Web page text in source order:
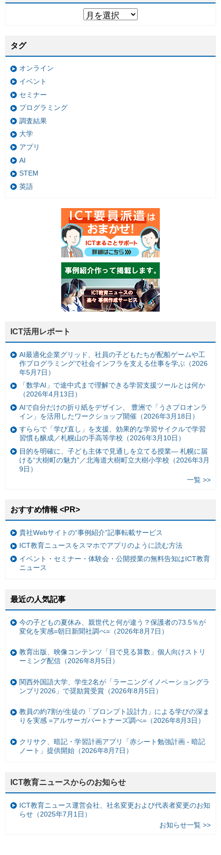
タグ
オンライン
イベント
セミナー
プログラミング
調査結果
大学
アプリ
AI
STEM
英語
ICT活用レポート
AI最適化企業グリッド、社員の子どもたちが配船ゲームや工
作プログラミングで社会インフラを支える仕事を学ぶ（2026
年5月7日）
「数学AI」で途中式まで理解できる学習支援ツールとは何か
（2026年4月13日）
AIで自分だけの折り紙をデザイン、 豊洲で「うさプロオンラ
イン」を活用したワークショップ開催（2026年3月18日）
すららで「学び直し」を支援、効果的な学習サイクルで学習
習慣も醸成／札幌山の手高等学校（2026年3月10日）
目的を明確に、子ども主体で見通しを立てる授業— 札幌に届
ける“大樹町の魅力”／北海道大樹町立大樹小学校（2026年3月
9日）
一覧 >>
おすすめ情報 <PR>
貴社Webサイトの“事例紹介”記事転載サービス
ICT教育ニュースをスマホでアプリのように読む方法
イベント・セミナー・体験会・公開授業の無料告知はICT教育
ニュース
最近の人気記事
今の子どもの夏休み、親世代と何が違う？保護者の73.5％が
変化を実感=朝日新聞社調べ=（2026年8月7日）
教育出版、映像コンテンツ「目で見る算数」個人向けストリ
ーミング配信（2026年8月5日）
関西外国語大学、学生2名が「ラーニングイノベーショングラ
ンプリ2026」で奨励賞受賞（2026年8月5日）
教員の約7割が生徒の「プロンプト設計力」による学びの深ま
りを実感 =アルサーガパートナーズ調べ=（2026年8月3日）
クリサク、暗記・学習計画アプリ「赤シート勉強計画 - 暗記
ノート」提供開始（2026年8月7日）
ICT教育ニュースからのお知らせ
ICT教育ニュース運営会社、社名変更および代表者変更のお知
らせ（2025年7月1日）
お知らせ一覧 >>